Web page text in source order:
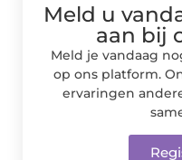
Meld u
aan bij
Meld je vandaag
op ons platform.
ervaringen